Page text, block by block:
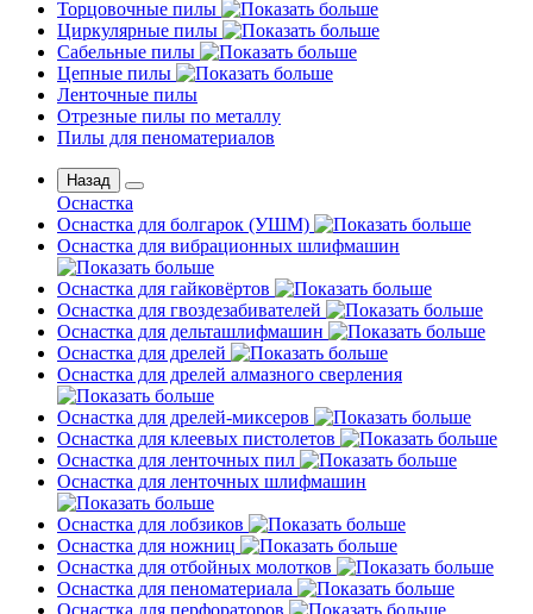
Торцовочные пилы
Циркулярные пилы
Сабельные пилы
Цепные пилы
Ленточные пилы
Отрезные пилы по металлу
Пилы для пеноматериалов
Назад
Оснастка
Оснастка для болгарок (УШМ)
Оснастка для вибрационных шлифмашин
Оснастка для гайковёртов
Оснастка для гвоздезабивателей
Оснастка для дельташлифмашин
Оснастка для дрелей
Оснастка для дрелей алмазного сверления
Оснастка для дрелей-миксеров
Оснастка для клеевых пистолетов
Оснастка для ленточных пил
Оснастка для ленточных шлифмашин
Оснастка для лобзиков
Оснастка для ножниц
Оснастка для отбойных молотков
Оснастка для пеноматериала
Оснастка для перфораторов